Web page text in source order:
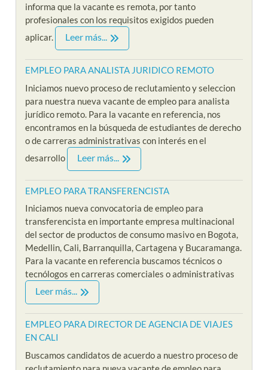
informa que la vacante es remota, por tanto
profesionales con los requisitos exigidos pueden
aplicar.
Leer más...
EMPLEO PARA ANALISTA JURIDICO REMOTO
Iniciamos nuevo proceso de reclutamiento y seleccion
para nuestra nueva vacante de empleo para analista
jurídico remoto. Para la vacante en referencia, nos
encontramos en la búsqueda de estudiantes de derecho
o de carreras administrativas con interés en el
desarrollo
Leer más...
EMPLEO PARA TRANSFERENCISTA
Iniciamos nueva convocatoria de empleo para
transferencista en importante empresa multinacional
del sector de productos de consumo masivo en Bogota,
Medellin, Cali, Barranquilla, Cartagena y Bucaramanga.
Para la vacante en referencia buscamos técnicos o
tecnólogos en carreras comerciales o administrativas
Leer más...
EMPLEO PARA DIRECTOR DE AGENCIA DE VIAJES
EN CALI
Buscamos candidatos de acuerdo a nuestro proceso de